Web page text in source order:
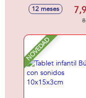
sonidos,
cm - Modelos
12 meses
NOVEDAD